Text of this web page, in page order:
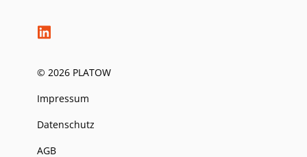
© 2026 PLATOW
Impressum
Datenschutz
AGB